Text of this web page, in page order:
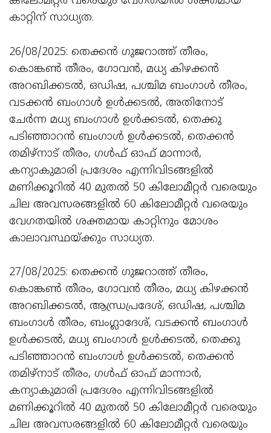
കാറ്റിന് സാധ്യത.
26/08/2025: തെക്കൻ ഗുജറാത്ത് തീരം,
കൊങ്കൺ തീരം, ഗോവൻ, മധ്യ കിഴക്കൻ
അറബിക്കടൽ, ഒഡിഷ, പശ്ചിമ ബംഗാൾ തീരം,
വടക്കൻ ബംഗാൾ ഉൾക്കടൽ, അതിനോട്
ചേർന്ന മധ്യ ബംഗാൾ ഉൾക്കടൽ, തെക്കു
പടിഞ്ഞാറൻ ബംഗാൾ ഉൾക്കടൽ, തെക്കൻ
തമിഴ്‌നാട് തീരം, ഗൾഫ് ഓഫ് മാന്നാർ,
കന്യാകുമാരി പ്രദേശം എന്നിവിടങ്ങളിൽ
മണിക്കൂറിൽ 40 മുതൽ 50 കിലോമീറ്റർ വരെയും
ചില അവസരങ്ങളിൽ 60 കിലോമീറ്റർ വരെയും
വേഗതയിൽ ശക്തമായ കാറ്റിനും മോശം
കാലാവസ്ഥയ്ക്കും സാധ്യത.
27/08/2025: തെക്കൻ ഗുജറാത്ത് തീരം,
കൊങ്കൺ തീരം, ഗോവൻ തീരം, മധ്യ കിഴക്കൻ
അറബിക്കടൽ, ആന്ധ്രപ്രദേശ്, ഒഡിഷ, പശ്ചിമ
ബംഗാൾ തീരം, ബംഗ്ലാദേശ്, വടക്കൻ ബംഗാൾ
ഉൾക്കടൽ, മധ്യ ബംഗാൾ ഉൾക്കടൽ, തെക്കു
പടിഞ്ഞാറൻ ബംഗാൾ ഉൾക്കടൽ, തെക്കൻ
തമിഴ്‌നാട് തീരം, ഗൾഫ് ഓഫ് മാന്നാർ,
കന്യാകുമാരി പ്രദേശം എന്നിവിടങ്ങളിൽ
മണിക്കൂറിൽ 40 മുതൽ 50 കിലോമീറ്റർ വരെയും
ചില അവസരങ്ങളിൽ 60 കിലോമീറ്റർ വരെയും